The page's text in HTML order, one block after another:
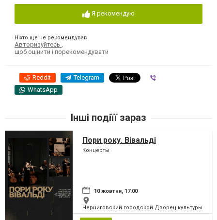
Я рекомендую
Ніхто ще не рекомендував
Авторизуйтесь
щоб оцінити і порекомендувати
Reddit Telegram
WhatsApp
Інші подіїї зараз
Пори року. Вівальді
Концерты
10 жовтня, 17:00
Черниговский городской Дворец культуры